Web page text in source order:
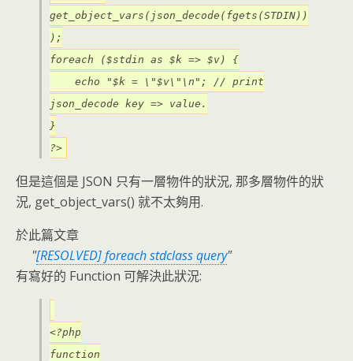
get_object_vars(json_decode(fgets(STDIN))
);
foreach ($stdin as $k => $v) {
echo "$k = \"$v\"\n"; // print
json_decode key => value.
}
?>
但是這個是 JSON 只有一層物件的狀況, 那多層物件的狀
況, get_object_vars() 就不太夠用.
於此篇文章
[RESOLVED] foreach stdclass query
有寫好的 Function 可解決此狀況:
<?php
function